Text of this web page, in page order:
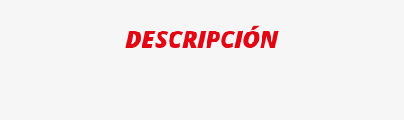
DESCRIPCIÓN